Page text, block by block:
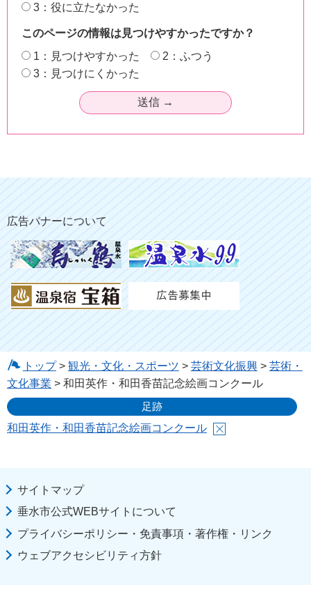
3：役に立たなかった
このページの情報は見つけやすかったですか？
1：見つけやすかった
2：ふつう
3：見つけにくかった
広告バナーについて
トップ> 観光・文化・スポーツ > 芸術文化振興> 芸術・
文化事業 > 和田英作・和田香苗記念絵画コンクール
足跡
和田英作・和田香苗記念絵画コンクール
サイトマップ
垂水市公式WEBサイトについて
プライバシーポリシー・免責事項・著作権・リンク
ウェブアクセシビリティ方針